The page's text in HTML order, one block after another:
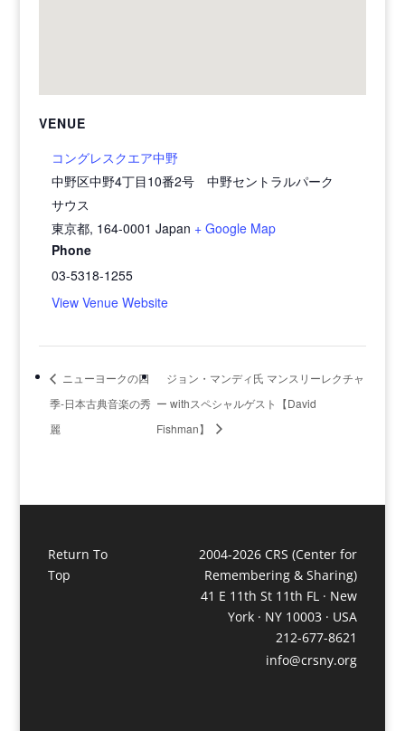
VENUE
コングレスクエア中野
中野区中野4丁目10番2号 中野セントラルパーク
サウス
東京都, 164-0001 Japan + Google Map
Phone
03-5318-1255
View Venue Website
ニューヨークの四
季-日本古典音楽の秀
麗
ジョン・マンディ氏 マンスリーレクチャ
ー withスペシャルゲスト【David
Fishman】
Return To
Top
2004-2026 CRS (Center for
Remembering & Sharing)
41 E 11th St 11th FL · New
York · NY 10003 · USA
212-677-8621
info@crsny.org